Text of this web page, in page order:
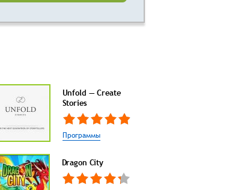
Unfold — Create
Stories
Программы
Dragon City